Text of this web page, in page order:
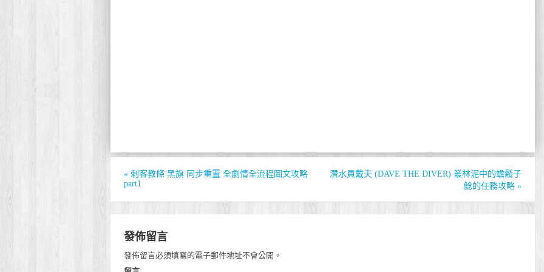
«刺客教條 黑旗 同步重置 全劇情全流程圖文攻略
part1
潛水員戴夫 (DAVE THE DIVER) 叢林泥中的蟾鬍子
鯰的任務攻略 »
發佈留言
發佈留言必須填寫的電子郵件地址不會公開。